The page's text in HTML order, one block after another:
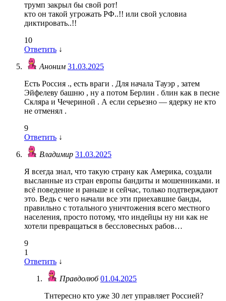
трумп закрыл бы свой рот!
кто он такой угрожать РФ..!! или свой условиа
диктировать..!!
10
Ответить ↓
Аноним 31.03.2025
Есть Россия ., есть враги . Для начала Тауэр , затем
Эйфелеву башню , ну а потом Берлин . блин как в песне
Скляра и Чечериной . А если серьезно — ядерку не кто
не отменял .
9
Ответить ↓
Владимир 31.03.2025
Я всегда знал, что такую страну как Америка, создали
высланные из стран европы бандиты и мошенниками. и
всё поведение и раньше и сейчас, только подтверждают
это. Ведь с чего начали все эти приехавшие банды,
правильно с тотального уничтожения всего местного
населения, просто потому, что индейцы ну ни как не
хотели превращаться в бессловесных рабов…
9
1
Ответить ↓
Правдолюб01.04.2025
Тнтересно кто уже 30 лет управляет Россией?